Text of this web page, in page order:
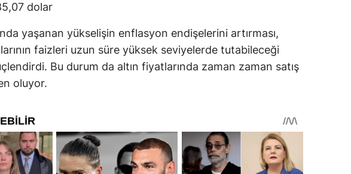
dolar
yaşanan yükselişin enflasyon endişelerini artırması,
faizleri uzun süre yüksek seviyelerde tutabileceği
Bu durum da altın fiyatlarında zaman zaman satış
oluyor.